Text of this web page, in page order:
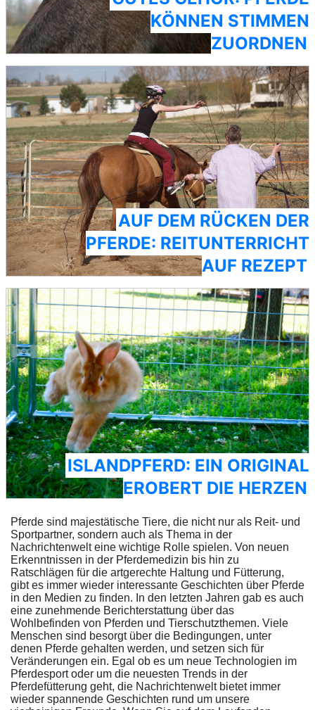
KÖNNEN STIMMEN
ZUORDNEN
AUF DEM RÜCKEN DER
PFERDE: REITUNTERRICHT
AUF REZEPT
ISLANDPFERD: EIN ORIGINAL
EROBERT DIE HERZEN
Pferde sind majestätische Tiere, die nicht nur als Reit- und
Sportpartner, sondern auch als Thema in der
Nachrichtenwelt eine wichtige Rolle spielen. Von neuen
Erkenntnissen in der Pferdemedizin bis hin zu
Ratschlägen für die artgerechte Haltung und Fütterung,
gibt es immer wieder interessante Geschichten über Pferde
in den Medien zu finden. In den letzten Jahren gab es auch
eine zunehmende Berichterstattung über das
Wohlbefinden von Pferden und Tierschutzthemen. Viele
Menschen sind besorgt über die Bedingungen, unter
denen Pferde gehalten werden, und setzen sich für
Veränderungen ein. Egal ob es um neue Technologien im
Pferdesport oder um die neuesten Trends in der
Pferdefütterung geht, die Nachrichtenwelt bietet immer
wieder spannende Geschichten rund um unsere